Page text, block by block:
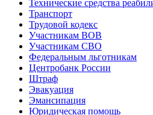
Технические средства
Транспорт
Трудовой кодекс
Участникам ВОВ
Участникам СВО
Федеральным льготникам
Центробанк России
Штраф
Эвакуация
Эмансипация
Юридическая помощь